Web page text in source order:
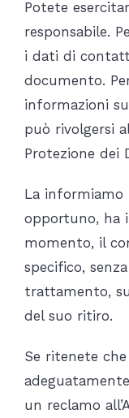
Potete
responsabile.
i dati di
documento.
informazioni
può rivolgersi
Protezione dei
La informiamo
opportuno, ha
momento, il
specifico,
trattamento,
del suo ritiro.
Se ritenete
un reclamo